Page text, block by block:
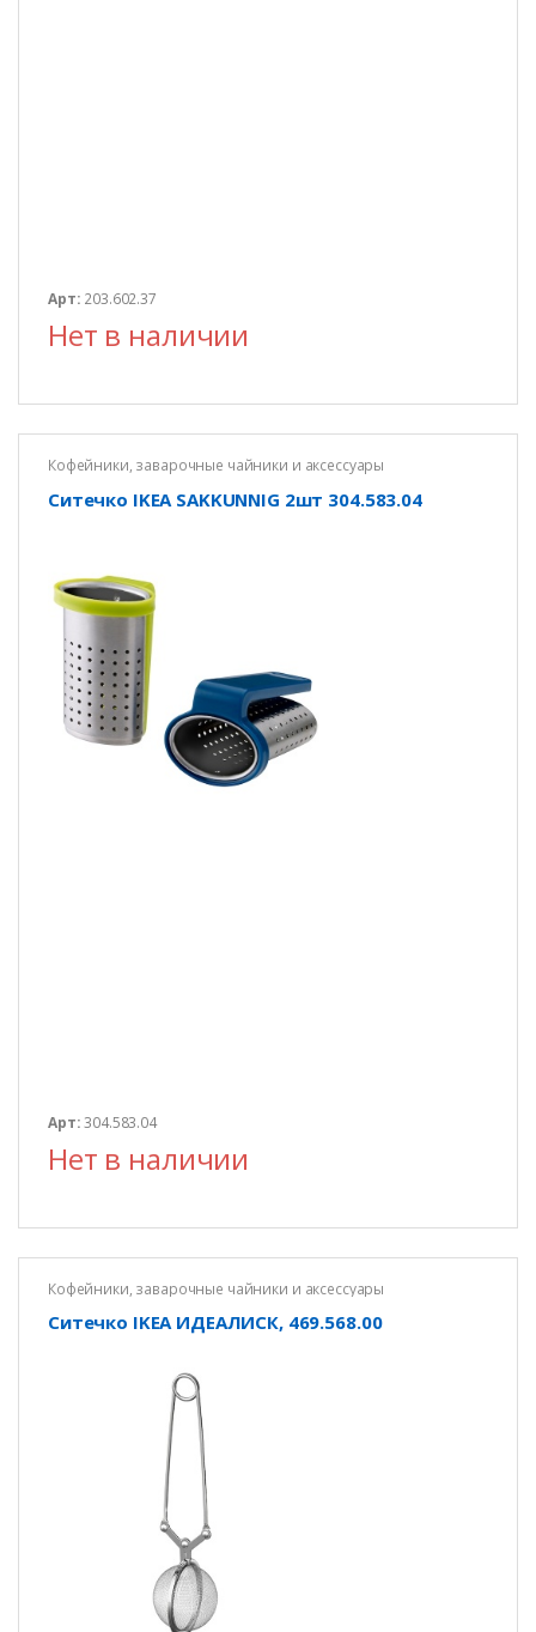
Арт: 203.602.37
Нет в наличии
Кофейники, заварочные чайники и аксессуары
Ситечко IKEA SAKKUNNIG 2шт 304.583.04
Арт:304.583.04
Нет в наличии
Кофейники, заварочные чайники и аксессуары
Ситечко IKEA ИДЕАЛИСК, 469.568.00